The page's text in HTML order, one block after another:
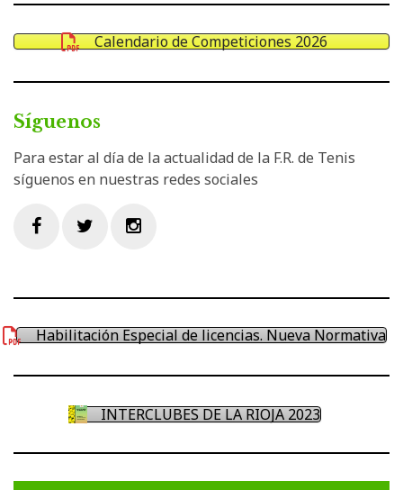
Calendario de Competiciones 2026
Síguenos
Para estar al día de la actualidad de la F.R. de Tenis
síguenos en nuestras redes sociales
Habilitación Especial de licencias. Nueva Normativa
INTERCLUBES DE LA RIOJA 2023